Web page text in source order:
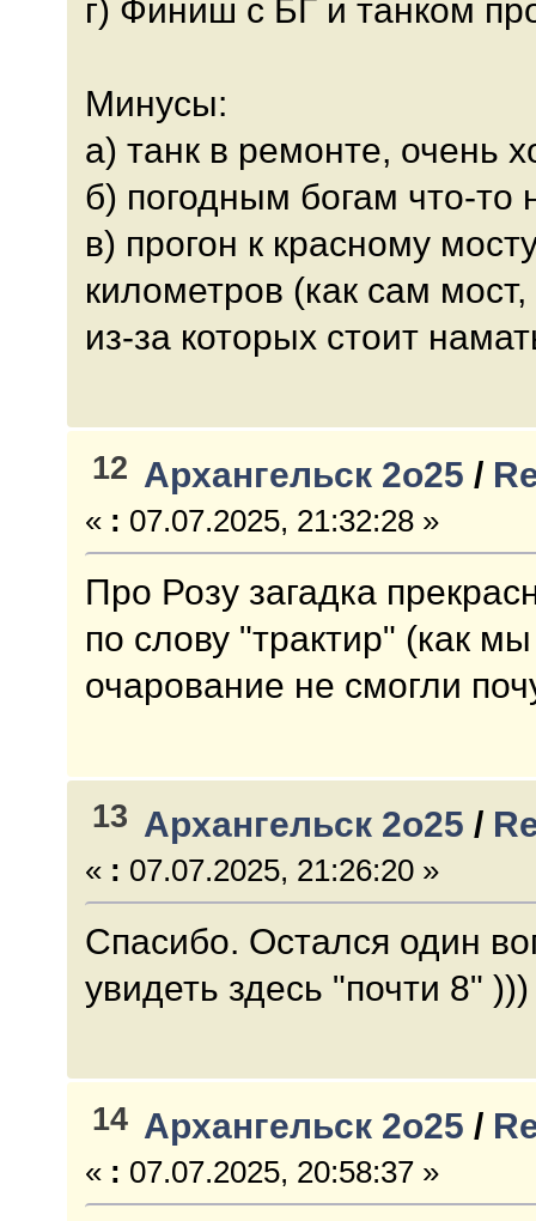
г) Финиш с БГ и танком
Минусы:
а) танк в ремонте, очень
б) погодным богам что-то
в) прогон к красному
километров (как сам
из-за которых стоит
12 Архангельск 2о25 /
« : 07.07.2025, 21:32:28 »
Про Розу загадка
по слову "трактир" (как
очарование не смогли
13 Архангельск 2о25 /
« : 07.07.2025, 21:26:20 »
Спасибо. Остался один
увидеть здесь "почти 8" )))
14 Архангельск 2о25 /
« : 07.07.2025, 20:58:37 »